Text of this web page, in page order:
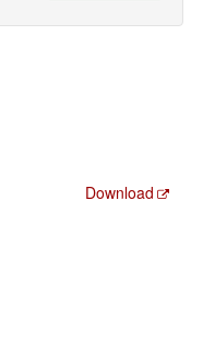
Download